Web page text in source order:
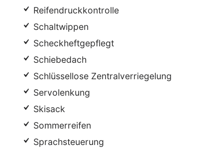
Reifendruckkontrolle
Schaltwippen
Scheckheftgepflegt
Schiebedach
Schlüssellose Zentralverriegelung
Servolenkung
Skisack
Sommerreifen
Sprachsteuerung